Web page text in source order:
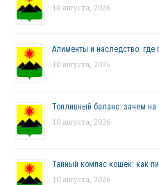
10 августа, 2026
Алименты и наследство: где
10 августа, 2026
Топливный баланс: зачем на
10 августа, 2026
Тайный компас кошек: как
10 августа, 2026